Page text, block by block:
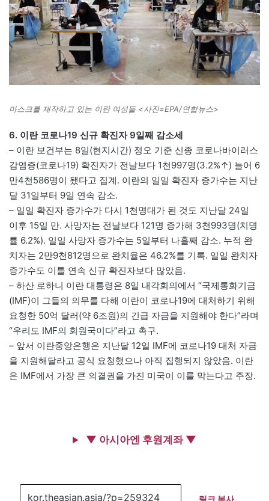
마스크를 제작하고 있는 이란 여성들 <사진=EPA/연합뉴스>
6. 이란 코로나19 신규 확진자 9일째 감소세
– 이란 보건부는 8일(현지시간) 정오 기준 신종 코로나바이러스
감염증(코로나19) 확진자가 전날보다 1천997명(3.2%↑) 늘어 6
만4천586명이 됐다고 집계. 이란의 일일 확진자 증가수는 지난
달 31일부터 9일 연속 감소.
– 일일 확진자 증가수가 다시 1천명대가 된 것도 지난달 24일
이후 15일 만. 사망자는 전날보다 121명 증가해 3천993명(치명
률 6.2%). 일일 사망자 증가수는 5일부터 나흘째 감소. 누적 완
치자는 2만9천812명으로 완치율은 46.2%를 기록. 일일 완치자
증가수도 이틀 연속 신규 확진자보다 많았음.
– 하산 로하니 이란 대통령은 8일 내각회의에서 “국제통화기금
(IMF)이 그들의 의무를 다해 이란이 코로나19에 대처하기 위해
요청한 50억 달러(약 6조원)의 긴급 자금을 지원해야 한다”라며
“우리도 IMF의 회원국이다”라고 촉구.
– 앞서 이란중앙은행은 지난달 12일 IMF에 코로나19 대처 자금
을 지원해달라고 공식 요청했으나 아직 집행되지 않았음. 이란
은 IMF에서 가장 큰 의결권을 가진 미국이 이를 막는다고 주장.
▼ 아시아엔 후원계좌 ▼
링크 복사